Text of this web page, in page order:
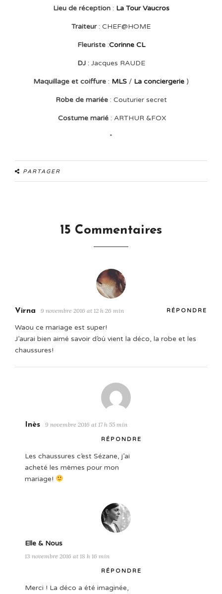
Lieu de réception: La Tour Vaucros
Traiteur: CHEF@HOME
Fleuriste:Corinne CL
DJ: Jacques RAUDE
Maquillage et coiffure : MLS / La conciergerie )
Robe de mariée: Couturier secret
Costume marié : ARTHUR &FOX
*
PARTAGER
15 Commentaires
Virna 9 novembre 2016 at 12 h 26 min RÉPONDRE
Waou ce mariage est super!
J’aurai bien aimé savoir d’où vient la déco, la robe et les
chaussures!
Inès 9 novembre 2016 at 17 h 55 min
RÉPONDRE
Les chaussures c’est Sézane, j’ai
acheté les mêmes pour mon
mariage!
Elle & Nous
13 novembre 2016 at 18 h 16 min
RÉPONDRE
Merci ! La déco a été imaginée,